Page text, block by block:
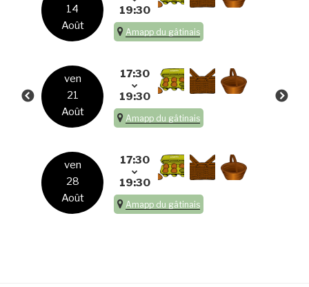
14
Août
19:30
Amapp du gâtinais
ven
21
Août
17:30
19:30
Amapp du gâtinais
ven
28
Août
17:30
19:30
Amapp du gâtinais